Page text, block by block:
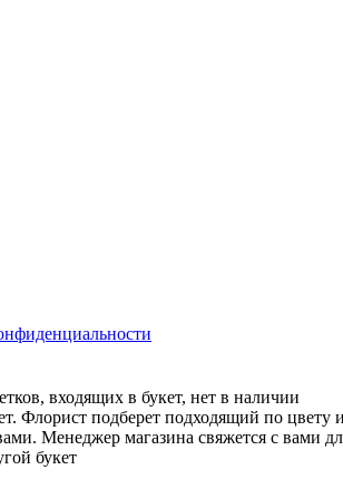
входящих в букет, нет в наличии
Флорист подберет подходящий по
Менеджер магазина свяжется с вами
букет